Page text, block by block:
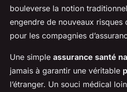
bouleverse la notion
engendre de nouveaux
pour les compagnies
Une simple assurance santé
jamais à garantir une véritable
l’étranger. Un souci médical